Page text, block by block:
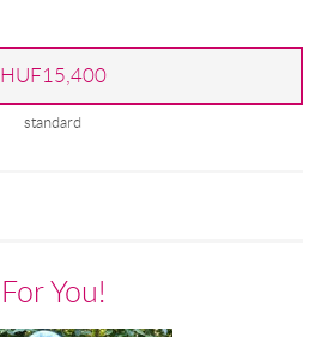
HUF15,400
standard
For You!